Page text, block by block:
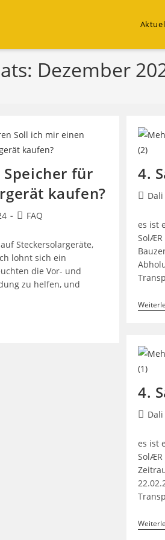
Dezember
für
kaufen?
Beitrags-
FAQ
Steckersolargeräte,
lohnt sich ein
die Vor- und
zu helfen, und
4.
Dali
es ist
4.
Dali
es ist